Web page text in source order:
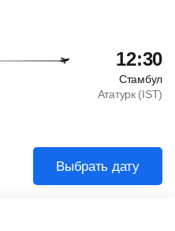
12:30
Стамбул
Ататурк (IST)
Выбрать дату